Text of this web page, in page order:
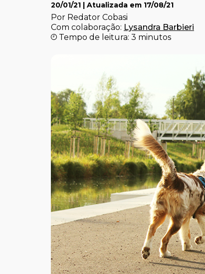
20/01/21 | Atualizada em 17/08/21
Por Redator Cobasi
Com colaboração: Lysandra Barbieri
Tempo de leitura: 3 minutos